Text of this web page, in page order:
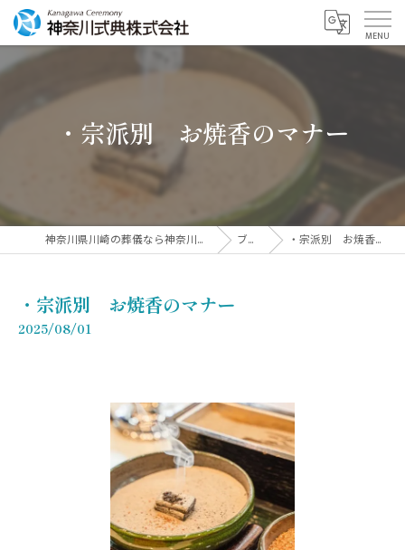
・宗派別 お焼香のマナー
神奈川県川崎の葬儀なら神奈川式典株式会社 ブログ ・宗派別 お焼香のマナー
・宗派別 お焼香のマナー
2025/08/01